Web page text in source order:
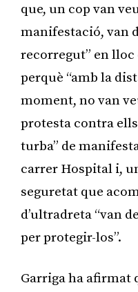
que, un cop van
manifestació, van
recorregut” en
perquè “amb la
moment, no van
protesta contra
turba” de
carrer Hospital i,
seguretat que
d’ultradreta “van
per protegir-los”.
Garriga ha afirmat